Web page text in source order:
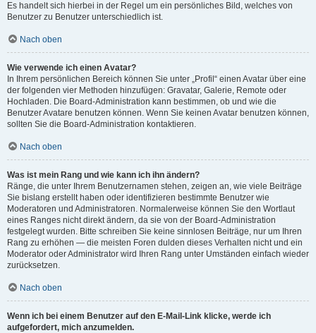
Es handelt sich hierbei in der Regel um ein persönliches Bild, welches von
Benutzer zu Benutzer unterschiedlich ist.
Nach oben
Wie verwende ich einen Avatar?
In Ihrem persönlichen Bereich können Sie unter „Profil“ einen Avatar über eine
der folgenden vier Methoden hinzufügen: Gravatar, Galerie, Remote oder
Hochladen. Die Board-Administration kann bestimmen, ob und wie die
Benutzer Avatare benutzen können. Wenn Sie keinen Avatar benutzen können,
sollten Sie die Board-Administration kontaktieren.
Nach oben
Was ist mein Rang und wie kann ich ihn ändern?
Ränge, die unter Ihrem Benutzernamen stehen, zeigen an, wie viele Beiträge
Sie bislang erstellt haben oder identifizieren bestimmte Benutzer wie
Moderatoren und Administratoren. Normalerweise können Sie den Wortlaut
eines Ranges nicht direkt ändern, da sie von der Board-Administration
festgelegt wurden. Bitte schreiben Sie keine sinnlosen Beiträge, nur um Ihren
Rang zu erhöhen — die meisten Foren dulden dieses Verhalten nicht und ein
Moderator oder Administrator wird Ihren Rang unter Umständen einfach wieder
zurücksetzen.
Nach oben
Wenn ich bei einem Benutzer auf den E-Mail-Link klicke, werde ich
aufgefordert, mich anzumelden.